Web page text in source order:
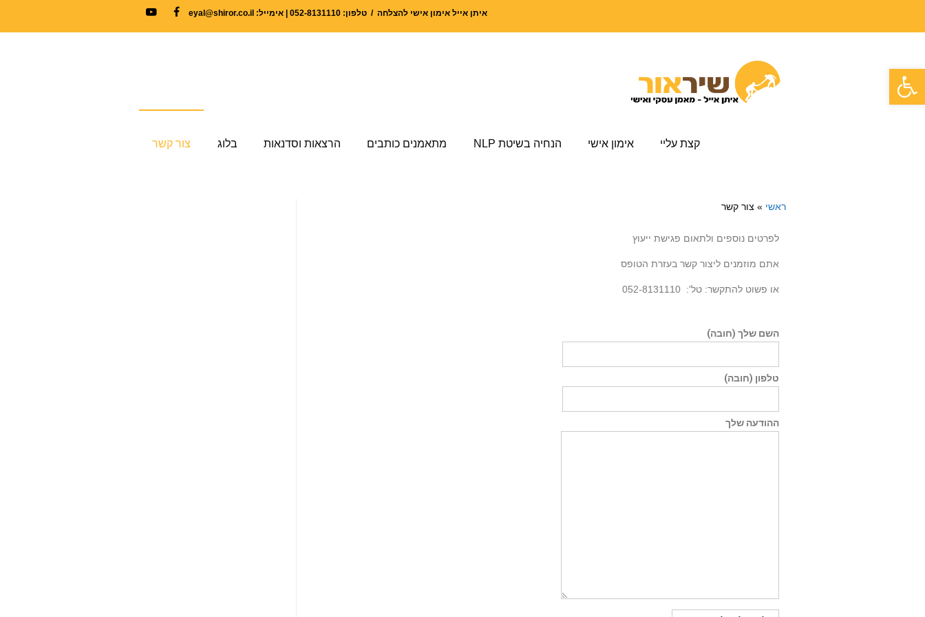
פתח סרגל נגישות
איתן אייל אימון אישי להצלחה / טלפון: 052-8131110 | אימייל: eyal@shiror.co.il
קצת עליי אימון אישי הנחיה בשיטת NLP מתאמנים כותבים הרצאות וסדנאות בלוג צור קשר
ראשי » צור קשר
לפרטים נוספים ולתאום פגישת ייעוץ
אתם מוזמנים ליצור קשר בעזרת הטופס
או פשוט להתקשר: טל': 052-8131110
השם שלך (חובה)
טלפון (חובה)
ההודעה שלך